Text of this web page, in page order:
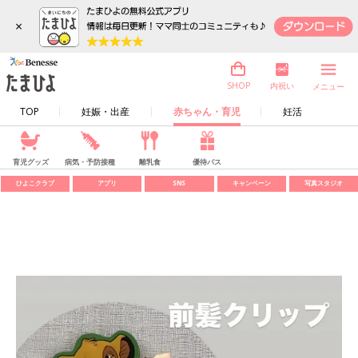
×
TOP 妊娠・出産 赤ちゃん・育児 妊活
SHOP 内祝い メニュー
育児グッズ 病気・予防接種 離乳食 優待パス
ひよこクラブ アプリ SNS キャンペーン 写真スタジオ